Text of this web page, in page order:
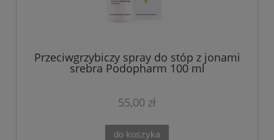
Przeciwgrzybiczy spray do stóp z jonami
srebra Podopharm 100 ml
55,00 zł
do koszyka